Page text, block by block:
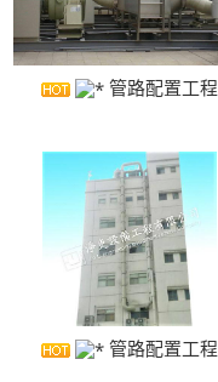
耐酸鹼、
管路配置工程
管路配置工程